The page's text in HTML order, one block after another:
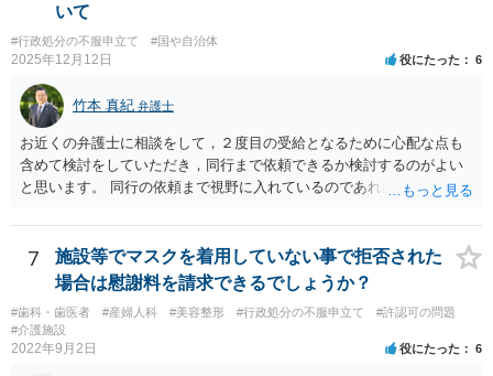
いて
#行政処分の不服申立て #国や自治体
2025年12月12日 役にたった 6
竹本 真紀 弁護士
お近くの弁護士に相談をして，２度目の受給となるために心配な点も
含めて検討をしていただき，同行まで依頼できるか検討するのがよい
と思います。 同行の依頼まで視野に入れているのであれば，お近くの
7
施設等でマスクを着用していない事で拒否された
場合は慰謝料を請求できるでしょうか？
#歯科・歯医者 #産婦人科 #美容整形 #行政処分の不服申立て
#許認可の問題
#介護施設
2022年9月2日 役にたった 6